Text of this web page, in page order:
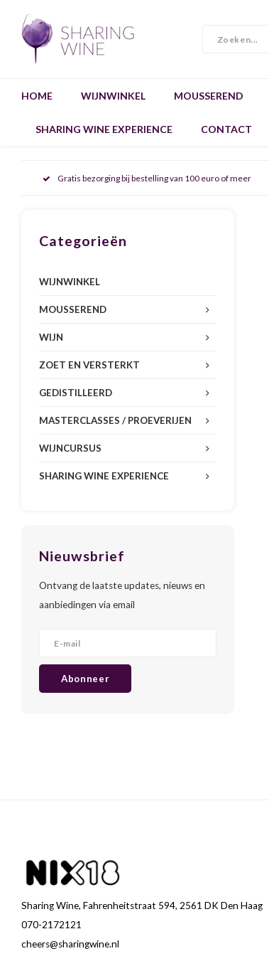
HOME WIJNWINKEL MOUSSEREND
SHARING WINE EXPERIENCE CONTACT
Gratis bezorging bij bestelling van 100 euro of meer
Categorieën
WIJNWINKEL
MOUSSEREND
WIJN
ZOET EN VERSTERKT
GEDISTILLEERD
MASTERCLASSES / PROEVERIJEN
WIJNCURSUS
SHARING WINE EXPERIENCE
Nieuwsbrief
Ontvang de laatste updates, nieuws en
aanbiedingen via email
Abonneer
Sharing Wine, Fahrenheitstraat 594, 2561 DK Den Haag
070-2172121
cheers@sharingwine.nl